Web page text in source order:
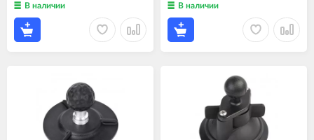
В наличии В наличии